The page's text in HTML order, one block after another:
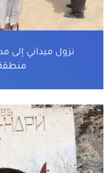
نزول ميداني إلى